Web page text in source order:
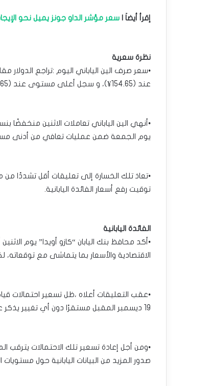
إقرأ أيضاَ | سعر مؤشر الداو جونز يميل نحو الإيجابية-
نظرة سعرية
عند (154.65¥)، و سجل أعلى مستوى عند (154.65¥).
يوم الجمعة ضمن عمليات تعافي من أدنى مستوى فى
•تعاذ تلك الخسارة إلى تعليقات أقل تشددًا من
توقيت رفع أسعار الفائدة اليابانية.
الفائدة اليابانية
•أكد محافظ بنك اليابان “كازو أويدا” يوم
الاقتصادية والأسعار بما يتماشى مع
•عقب التعليقات أعلاه ،ظل تسعير احتمالات
19 ديسمبر المقبل مستقرًا دون أي تغيير يذكر عند 54%.
•ومن أجل إعادة تسعير تلك الاحتمالات يترقب
صدور المزيد من البيانات اليابانية حول